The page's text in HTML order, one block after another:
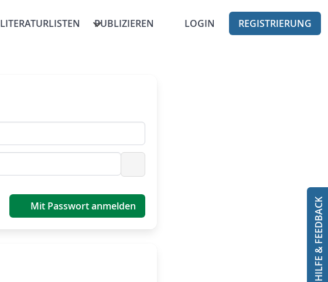
LITERATURLISTEN PUBLIZIEREN LOGIN REGISTRIERUNG
HILFE & FEEDBACK
Passwort anzeigen
Mit Passwort anmelden